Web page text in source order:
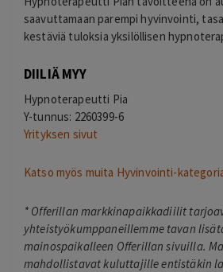
saavuttamaan parempi hyvinvointi,
kestäviä tuloksia yksilöllisen
DIILIÄ MYY
Hypnoterapeutti Pia
Y-tunnus: 2260399-6
Yrityksen sivut
Katso myös muita Hyvinvointi-
* Offerillan markkinapaikkadiilit
yhteistyökumppaneillemme tavan
mainospaikalleen Offerillan sivuilla.
mahdollistavat kuluttajille entistäkin